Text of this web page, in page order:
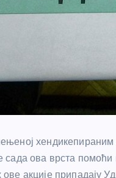
сада ова врста
ове акције